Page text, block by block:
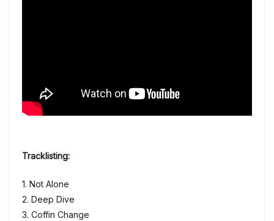
Tracklisting:
1. Not Alone
2. Deep Dive
3. Coffin Change